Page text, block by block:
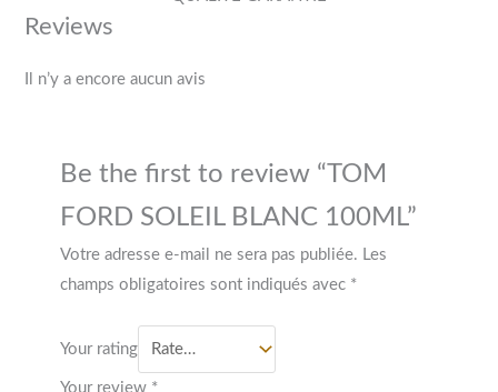
Reviews
Il n’y a encore aucun avis
Be the first to review “TOM
FORD SOLEIL BLANC 100ML”
Votre adresse e-mail ne sera pas publiée. Les
champs obligatoires sont indiqués avec *
Your rating
Your review *